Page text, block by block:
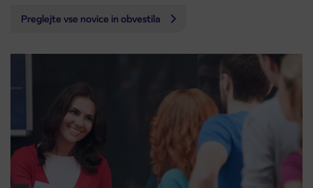
Preglejte vse novice in obvestila